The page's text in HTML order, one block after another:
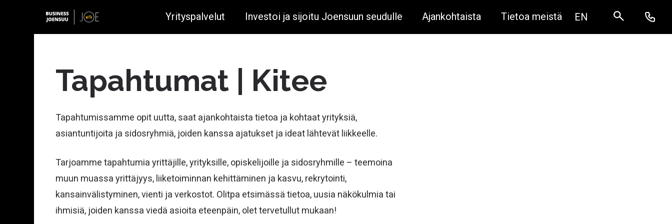
Yrityspalvelut
Yrityksen perustaminen
Joensuu startupeille
Rahoitusneuvonta
Investoi ja sijoitu Joensuun seudulle
Metsäbio- ja kiertotalous
Fotoniikka
Digitaalinen rajaturvallisuus
Mineraali- ja kaivannaisala
Vihreä siirtymä ja energia
Metalli- ja muoviteollisuus
Ajankohtaista Tietoa meistä
Avoimet työpaikat
EN
Tapahtumat | Kitee
Tapahtumissamme opit uutta, saat ajankohtaista tietoa ja kohtaat yrityksiä,
asiantuntijoita ja sidosryhmiä, joiden kanssa ajatukset ja ideat lähtevät liikkeelle.
Tarjoamme tapahtumia yrittäjille, yrityksille, opiskelijoille ja sidosryhmille – teemoina
muun muassa yrittäjyys, liiketoiminnan kehittäminen ja kasvu, rekrytointi,
kansainvälistyminen, vienti ja verkostot. Olitpa etsimässä tietoa, uusia näkökulmia tai
ihmisiä, joiden kanssa viedä asioita eteenpäin, olet tervetullut mukaan!